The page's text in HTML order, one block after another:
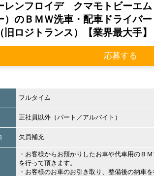
ンフロイデ クマモトビーエム
）のＢＭＷ洗車・配車ドライバー
旧ロジトランス）【業界最大手】
応募する
フルタイム
正社員以外（パート／アルバイト）
欠員補充
・お客様からお預かりしたお車や代車用のＢ
を行って頂きます。
・お客様のお車のお引き取り、整備後の納車を